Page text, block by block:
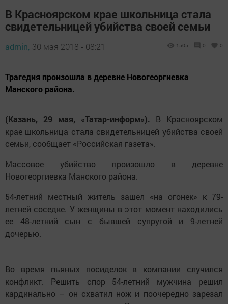
В Красноярском крае школьница стала
свидетельницей убийства своей семьи
admin, 30 мая 2018 - 08:21 1505 0 0
Трагедия произошла в деревне Новогеоргиевка
Манского района.
(Казань, 29 мая, «Татар-информ»). В Красноярском
крае школьница стала свидетельницей убийства своей
семьи, сообщает «Российская газета».
Массовое убийство произошло в деревне
Новогеоргиевка Манского района.
54-летний местный житель зашел «на огонек» к 79-
летней соседке. У женщины в этот момент находились
ее 48-летний сын с бывшей супругой и 9-летней
дочерью.
Во время пьяных посиделок в компании случился
конфликт. Решить спор 54-летний мужчина решил
кардинально – он схватил нож и поочередно зарезал